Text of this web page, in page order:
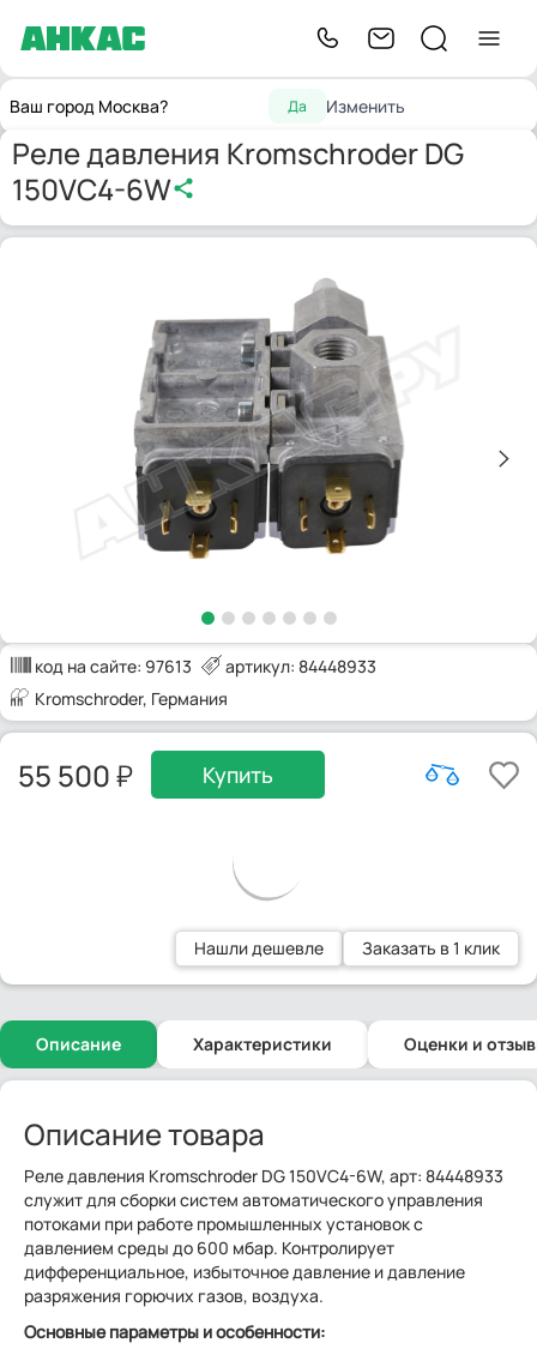
Ваш город Москва? Да Изменить
Главнаягорелок
давления
150VC4-6W
Реле давления Kromschroder DG
150VC4-6W
код на сайте: 97613
артикул: 84448933
Kromschroder, Германия
55 500 Купить
Нашли дешевле Заказать в 1 клик
Описание Характеристики Оценки и
Описание товара
Реле давления Kromschroder DG 150VC4-6W, арт: 84448933
служит для сборки систем автоматического управления
потоками при работе промышленных установок с
давлением среды до 600 мбар. Контролирует
дифференциальное, избыточное давление и давление
разряжения горючих газов, воздуха.
Основные параметры и особенности: